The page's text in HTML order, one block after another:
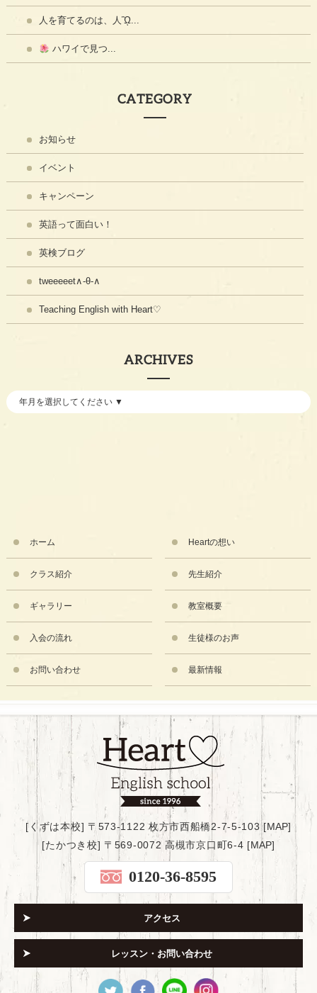
人を育てるのは、人ᾫ...
ハワイで見つ...
CATEGORY
お知らせ
イベント
キャンペーン
英語って面白い！
英検ブログ
tweeeeet∧-θ-∧
Teaching English with Heart♡
ARCHIVES
ホーム Heartの想い
クラス紹介 先生紹介
ギャラリー 教室概要
入会の流れ 生徒様のお声
お問い合わせ 最新情報
[くずは本校] 〒573-1122 枚方市西船橋2-7-5-103 [MAP]
[たかつき校] 〒569-0072 高槻市京口町6-4 [MAP]
0120-36-8595
アクセス
レッスン・お問い合わせ